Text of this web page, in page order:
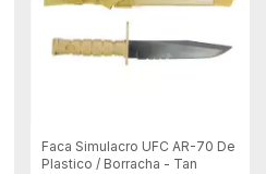
Faca Simulacro UFC AR-70 De
Plastico / Borracha - Tan